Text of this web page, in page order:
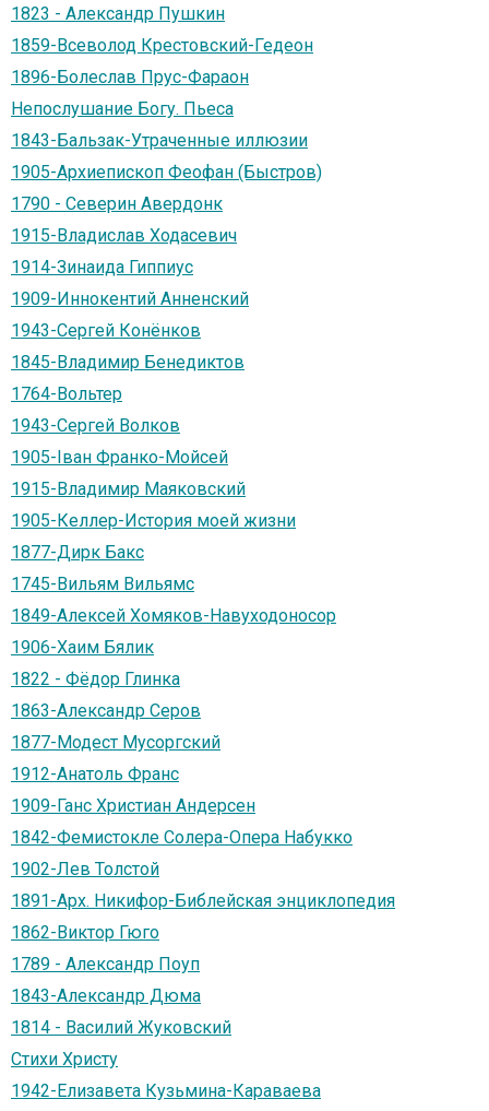
1823 - Александр Пушкин
1859-Всеволод Крестовский-Гедеон
1896-Болеслав Прус-Фараон
Непослушание Богу. Пьеса
1843-Бальзак-Утраченные иллюзии
1905-Архиепископ Феофан (Быстров)
1790 - Северин Авердонк
1915-Владислав Ходасевич
1914-Зинаида Гиппиус
1909-Иннокентий Анненский
1943-Сергей Конёнков
1845-Владимир Бенедиктов
1764-Вольтер
1943-Сергей Волков
1905-Iван Франко-Мойсей
1915-Владимир Маяковский
1905-Келлер-История моей жизни
1877-Дирк Бакс
1745-Вильям Вильямс
1849-Алексей Хомяков-Навуходоносор
1906-Хаим Бялик
1822 - Фёдор Глинка
1863-Александр Серов
1877-Модест Мусоргский
1912-Анатоль Франс
1909-Ганс Христиан Андерсен
1842-Фемистокле Солера-Опера Набукко
1902-Лев Толстой
1891-Арх. Никифор-Библейская энциклопедия
1862-Виктор Гюго
1789 - Александр Поуп
1843-Александр Дюма
1814 - Василий Жуковский
Стихи Христу
1942-Елизавета Кузьмина-Караваева